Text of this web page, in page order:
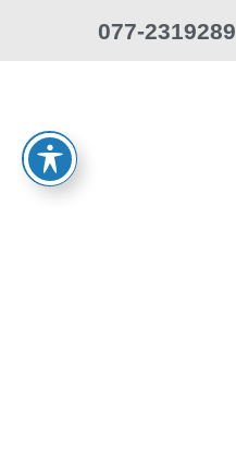
077-2319289